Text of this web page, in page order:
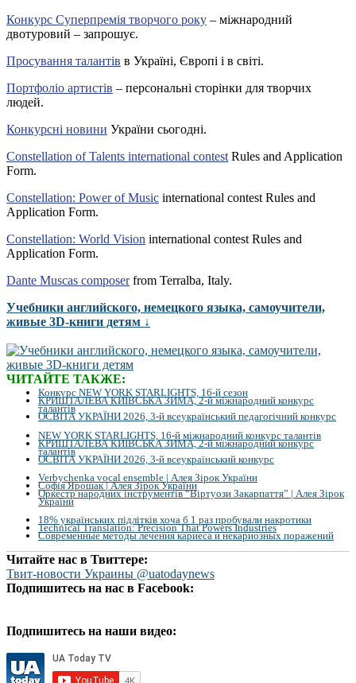
Конкурс Суперпремія творчого року – міжнародний
двотуровий – запрошує.
Просування талантів в Україні, Європі і в світі.
Портфоліо артистів – персональні сторінки для творчих
людей.
Конкурсні новини України сьогодні.
Constellation of Talents international contest Rules and Application
Form.
Constellation: Power of Music international contest Rules and
Application Form.
Constellation: World Vision international contest Rules and
Application Form.
Dante Muscas composerfrom Terralba, Italy.
Учебники английского, немецкого языка, самоучители,
живые 3D-книги детям ↓
ЧИТАЙТЕ ТАКЖЕ:
Конкурс NEW YORK STARLIGHTS, 16-й сезон
КРИШТАЛЕВА КИЇВСЬКА ЗИМА, 2-й міжнародний конкурс
талантів
ОСВІТА УКРАЇНИ 2026, 3-й всеукраїнський педагогічний конкурс
NEW YORK STARLIGHTS, 16-й міжнародний конкурс талантів
КРИШТАЛЕВА КИЇВСЬКА ЗИМА, 2-й міжнародний конкурс
талантів
ОСВІТА УКРАЇНИ 2026, 3-й всеукраїнський конкурс
Verbychenka vocal ensemble | Алея Зірок України
Софія Ярошак | Алея Зірок України
Оркестр народних інструментів “Віртуози Закарпаття” | Алея Зірок
України
18% українських підлітків хоча б 1 раз пробували накротики
Technical Translation: Precision That Powers Industries
Современные методы лечения кариеса и некариозных поражений
Читайте нас в Твиттере:
Твит-новости Украины @uatodaynews
Подпишитесь на нас в Facebook:
Подпишитесь на наши видео: